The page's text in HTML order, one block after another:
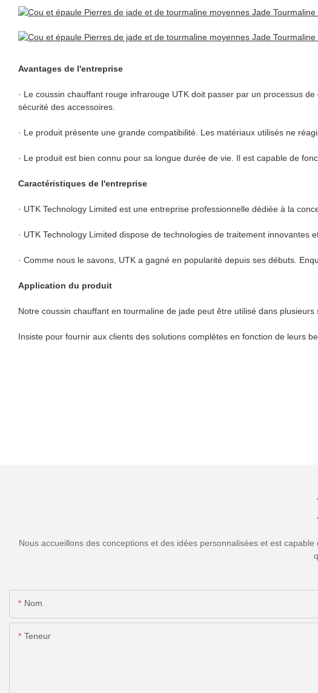
Avantages de l'entreprise
· Le coussin chauffant rouge infrarouge UTK doit passer par un processus
sécurité des accessoires.
· Le produit présente une grande compatibilité. Les matériaux utilisés ne
· Le produit est bien connu pour sa longue durée de vie. Il est capable de
Caractéristiques de l'entreprise
· UTK Technology Limited est une entreprise professionnelle dédiée à la
· UTK Technology Limited dispose de technologies de traitement innovantes
· Comme nous le savons, UTK a gagné en popularité depuis ses débuts.
Application du produit
Notre coussin chauffant en tourmaline de jade peut être utilisé dans plusieurs
Insiste pour fournir aux clients des solutions complètes en fonction de leurs
Nous accueillons des conceptions et des idées personnalisées et est
Nom
Teneur